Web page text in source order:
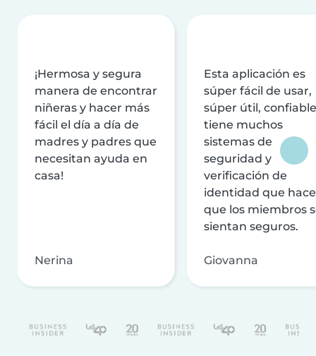
¡Hermosa y segura
manera de encontrar
niñeras y hacer más
fácil el día a día de
madres y padres que
necesitan ayuda en
casa!
Nerina
Esta aplicación es
súper fácil de usar,
súper útil,
tiene muchos
sistemas de
seguridad y
verificación de
identidad que
que los miembros
sientan seguros.
Giovanna